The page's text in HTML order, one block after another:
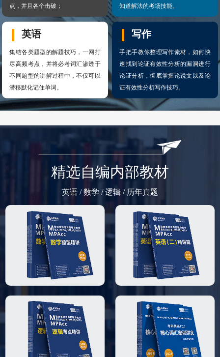
点，并且各个击破；
知道解法的考场技能。
英语
集结各类题型的解题技巧，一网打
尽高频考点，并将必考词汇渗透于
不同题型的讲解过程中，不仅可以
潜移默化记住单词。
写作
手把手教你整理写作素材，如何快
速找到论证有效性分析的漏洞进行
论证分析，彻底掌握论说文以及论
证有效性分析写作技巧。
精选自编内部教材
英语 / 数学 / 逻辑 / 历年真题